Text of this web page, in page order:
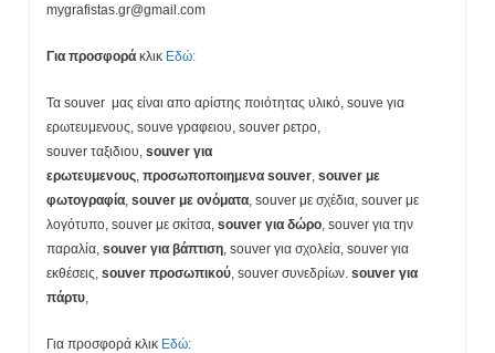
mygrafistas.gr@gmail.com
Για προσφορά κλικ Εδώ:
Τα souver μας είναι απο αρίστης ποιότητας υλικό, souve για
ερωτευμενους, souve γραφειου, souver ρετρο,
souver ταξιδιου,souver για
ερωτευμενους ,προσωποποιημενα souver ,souver με
φωτογραφία ,souver με ονόματα , souver με σχέδια, souver με
λογότυπο, souver με σκίτσα,souver για δώρο , souver για την
παραλία,souver για βάπτιση , souver για σχολεία, souver για
εκθέσεις,souver προσωπικού , souver συνεδρίων.souver για
πάρτυ
Για προσφορά κλικ Εδώ: